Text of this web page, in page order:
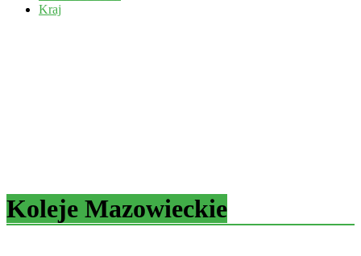
Kraj
Koleje Mazowieckie